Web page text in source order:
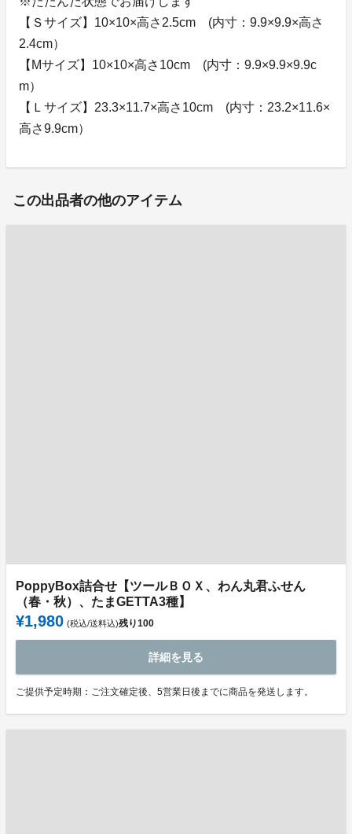
【Ｓサイズ】10×10×高さ2.5cm (内寸：9.9×9.9×高さ
2.4cm）
【Mサイズ】10×10×高さ10cm (内寸：9.9×9.9×9.9c
m）
【Ｌサイズ】23.3×11.7×高さ10cm (内寸：23.2×11.6×
高さ9.9cm）
この出品者の他のアイテム
PoppyBox詰合せ【ツールＢＯＸ、わん丸君ふせん
（春・秋）、たまGETTA3種】
¥1,980 (税込/送料込)残り100
詳細を見る
ご提供予定時期：ご注文確定後、5営業日後までに商品を発送します。